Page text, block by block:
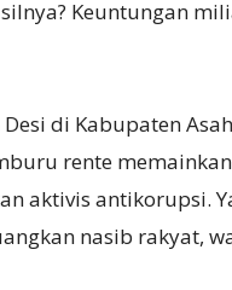
Keuntungan
di Kabupaten
rente
aktivis antikorupsi.
nasib rakyat,